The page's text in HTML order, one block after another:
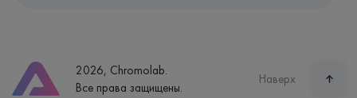
Часы работы
пн-вс: 7:30-15:00
2026, Chromolab.
Все права защищены.
Наверх